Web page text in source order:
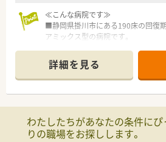
≪こんな病院です≫
■静岡県掛川市にある190床の回復
アミックス型の病院です。
■2015年に新築、院内は明るく開放
境です。
■入院、リハビリ、在宅まで患者さ
った医療介護サービスを提供してい
■外来調剤はほとんどございません
■入院調剤については定期及び臨時
詳細を見る
わたしたちがあなたの条件にぴ
りの職場をお探しします。